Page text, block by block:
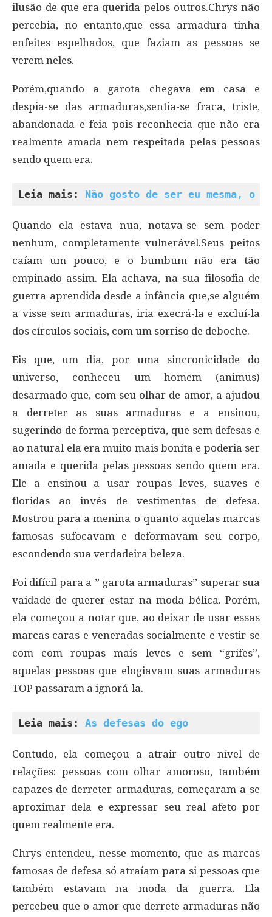
ilusão de que era querida pelos outros.Chrys não
percebia, no entanto,que essa armadura tinha
enfeites espelhados, que faziam as pessoas se
verem neles.
Porém,quando a garota chegava em casa e
despia-se das armaduras,sentia-se fraca, triste,
abandonada e feia pois reconhecia que não era
realmente amada nem respeitada pelas pessoas
sendo quem era.
Leia mais: Não gosto de ser eu mesma, o
Quando ela estava nua, notava-se sem poder
nenhum, completamente vulnerável.Seus peitos
caíam um pouco, e o bumbum não era tão
empinado assim. Ela achava, na sua filosofia de
guerra aprendida desde a infância que,se alguém
a visse sem armaduras, iria execrá-la e excluí-la
dos círculos sociais, com um sorriso de deboche.
Eis que, um dia, por uma sincronicidade do
universo, conheceu um homem (animus)
desarmado que, com seu olhar de amor, a ajudou
a derreter as suas armaduras e a ensinou,
sugerindo de forma perceptiva, que sem defesas e
ao natural ela era muito mais bonita e poderia ser
amada e querida pelas pessoas sendo quem era.
Ele a ensinou a usar roupas leves, suaves e
floridas ao invés de vestimentas de defesa.
Mostrou para a menina o quanto aquelas marcas
famosas sufocavam e deformavam seu corpo,
escondendo sua verdadeira beleza.
Foi difícil para a ” garota armaduras” superar sua
vaidade de querer estar na moda bélica. Porém,
ela começou a notar que, ao deixar de usar essas
marcas caras e veneradas socialmente e vestir-se
com com roupas mais leves e sem “grifes”,
aquelas pessoas que elogiavam suas armaduras
TOP passaram a ignorá-la.
Leia mais: As defesas do ego
Contudo, ela começou a atrair outro nível de
relações: pessoas com olhar amoroso, também
capazes de derreter armaduras, começaram a se
aproximar dela e expressar seu real afeto por
quem realmente era.
Chrys entendeu, nesse momento, que as marcas
famosas de defesa só atraíam para si pessoas que
também estavam na moda da guerra. Ela
percebeu que o amor que derrete armaduras não